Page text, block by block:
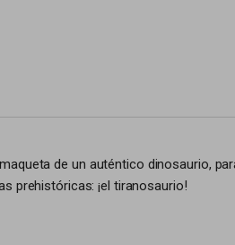
de un auténtico dinosaurio,
prehistóricas: ¡el tiranosaurio!